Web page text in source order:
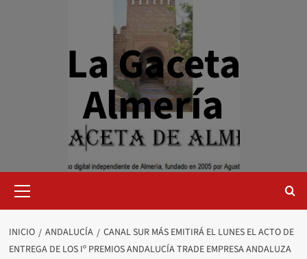
La Gaceta
Almería
primario
INICIO ANDALUCÍA
CANAL SUR MÁS EMITIRÁ EL LUNES EL ACTO DE
ENTREGA DE LOS Iº PREMIOS ANDALUCÍA TRADE EMPRESA ANDALUZA